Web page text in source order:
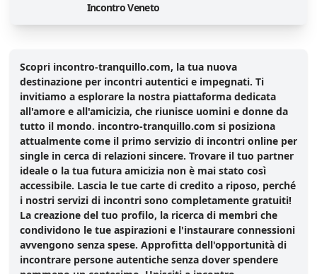
Incontro Veneto
Scopri incontro-tranquillo.com, la tua nuova
destinazione per incontri autentici e impegnati. Ti
invitiamo a esplorare la nostra piattaforma dedicata
all'amore e all'amicizia, che riunisce uomini e donne da
tutto il mondo. incontro-tranquillo.com si posiziona
attualmente come il primo servizio di incontri online per
single in cerca di relazioni sincere. Trovare il tuo partner
ideale o la tua futura amicizia non è mai stato così
accessibile. Lascia le tue carte di credito a riposo, perché
i nostri servizi di incontri sono completamente gratuiti!
La creazione del tuo profilo, la ricerca di membri che
condividono le tue aspirazioni e l'instaurare connessioni
avvengono senza spese. Approfitta dell'opportunità di
incontrare persone autentiche senza dover spendere